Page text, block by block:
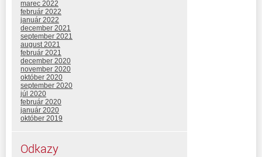
marec 2022
február 2022
január 2022
december 2021
september 2021
august 2021
február 2021
december 2020
november 2020
október 2020
september 2020
júl 2020
február 2020
január 2020
október 2019
Odkazy